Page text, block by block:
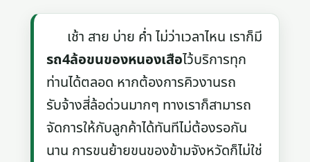
เช้า สาย บ่าย ค่ำ ไม่ว่าเวลาไหน เราก็มี
รถ4ล้อขนของหนองเสือไว้บริการทุก
ท่านได้ตลอด หากต้องการคิวงานรถ
รับจ้างสี่ล้อด่วนมากๆ ทางเราก็สามารถ
จัดการให้กับลูกค้าได้ทันทีไม่ต้องรอกัน
นาน การขนย้ายขนของข้ามจังหวัดก็ไม่ใช่